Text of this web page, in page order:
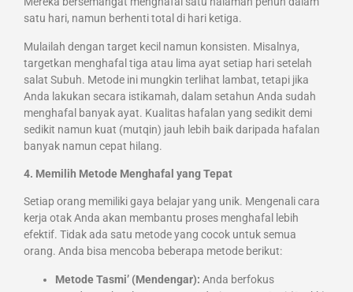
satu hari, namun berhenti total di hari ketiga.
Mulailah dengan target kecil namun konsisten. Misalnya,
targetkan menghafal tiga atau lima ayat setiap hari setelah
salat Subuh. Metode ini mungkin terlihat lambat, tetapi jika
Anda lakukan secara istikamah, dalam setahun Anda sudah
menghafal banyak ayat. Kualitas hafalan yang sedikit demi
sedikit namun kuat (mutqin) jauh lebih baik daripada hafalan
banyak namun cepat hilang.
4. Memilih Metode Menghafal yang Tepat
Setiap orang memiliki gaya belajar yang unik. Mengenali cara
kerja otak Anda akan membantu proses menghafal lebih
efektif. Tidak ada satu metode yang cocok untuk semua
orang. Anda bisa mencoba beberapa metode berikut:
Metode Tasmi’ (Mendengar): Anda berfokus